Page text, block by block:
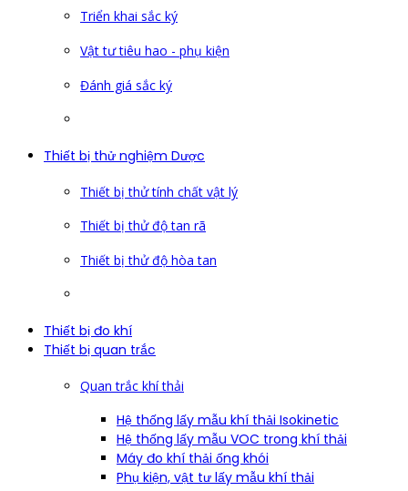
Triển khai sắc ký
Vật tư tiêu hao - phụ kiện
Đánh giá sắc ký
Thiết bị thử nghiệm Dược
Thiết bị thử tính chất vật lý
Thiết bị thử độ tan rã
Thiết bị thử độ hòa tan
Thiết bị đo khí
Thiết bị quan trắc
Quan trắc khí thải
Hệ thống lấy mẫu khí thải Isokinetic
Hệ thống lấy mẫu VOC trong khí thải
Máy đo khí thải ống khói
Phụ kiện, vật tư lấy mẫu khí thải